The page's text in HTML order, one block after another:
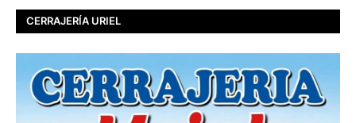
CERRAJERÍA URIEL